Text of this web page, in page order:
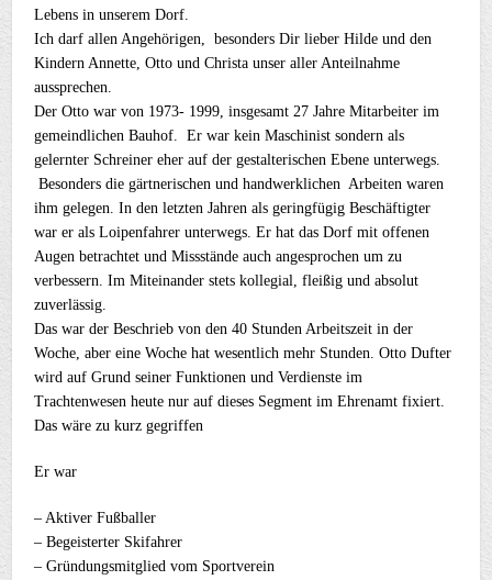
Lebens in unserem Dorf.
Ich darf allen Angehörigen, besonders Dir lieber Hilde und den
Kindern Annette, Otto und Christa unser aller Anteilnahme
aussprechen.
Der Otto war von 1973- 1999, insgesamt 27 Jahre Mitarbeiter im
gemeindlichen Bauhof. Er war kein Maschinist sondern als
gelernter Schreiner eher auf der gestalterischen Ebene unterwegs.
Besonders die gärtnerischen und handwerklichen Arbeiten waren
ihm gelegen. In den letzten Jahren als geringfügig Beschäftigter
war er als Loipenfahrer unterwegs. Er hat das Dorf mit offenen
Augen betrachtet und Missstände auch angesprochen um zu
verbessern. Im Miteinander stets kollegial, fleißig und absolut
zuverlässig.
Das war der Beschrieb von den 40 Stunden Arbeitszeit in der
Woche, aber eine Woche hat wesentlich mehr Stunden. Otto Dufter
wird auf Grund seiner Funktionen und Verdienste im
Trachtenwesen heute nur auf dieses Segment im Ehrenamt fixiert.
Das wäre zu kurz gegriffen
Er war
– Aktiver Fußballer
– Begeisterter Skifahrer
– Gründungsmitglied vom Sportverein